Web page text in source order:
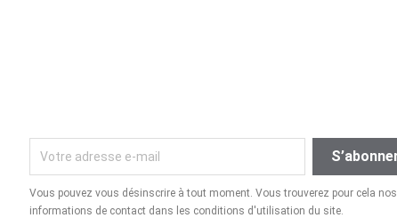
Vous pouvez vous désinscrire à tout moment. Vous trouverez pour cela nos
informations de contact dans les conditions d'utilisation du site.